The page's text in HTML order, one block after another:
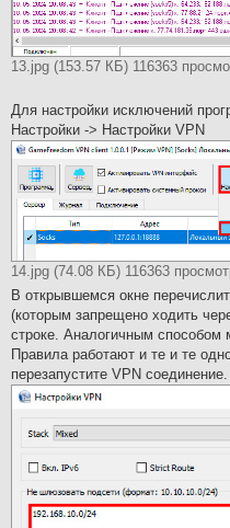
13.jpg (153.57 КБ) 116363
Для настройки исключений
Настройки -> Настройки VPN
14.jpg (74.08 КБ) 116363
В открывшемся окне
(которым запрещено ходить
строке. Аналогичным способом
Правила работают и те и те
перезапустите VPN соединение.